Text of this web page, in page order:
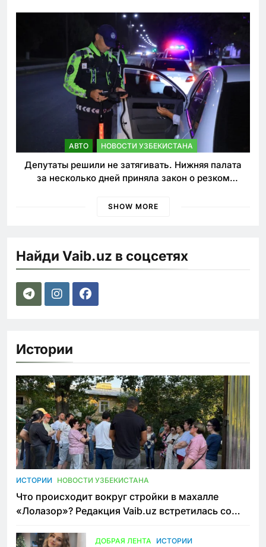
АВТО НОВОСТИ УЗБЕКИСТАНА
Депутаты решили не затягивать. Нижняя палата
за несколько дней приняла закон о резком
SHOW MORE
Найди Vaib.uz в соцсетях
Истории
ИСТОРИИ НОВОСТИ УЗБЕКИСТАНА
Что происходит вокруг стройки в махалле
«Лолазор»? Редакция Vaib.uz встретилась со
ДОБРАЯ ЛЕНТА ИСТОРИИ